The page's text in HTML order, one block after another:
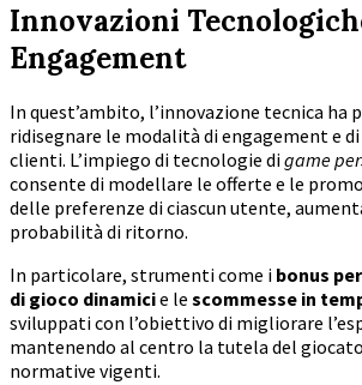
Innovazioni
Engagement
In quest’ambito, l’innovazione tecnica ha
ridisegnare le modalità di engagement e
clienti. L’impiego di tecnologie digame
consente di modellare le offerte e le
delle preferenze di ciascun utente,
probabilità di ritorno.
In particolare, strumenti come i bonus
di gioco dinamicie le scommesse in
sviluppati con l’obiettivo di migliorare
mantenendo al centro la tutela del
normative vigenti.